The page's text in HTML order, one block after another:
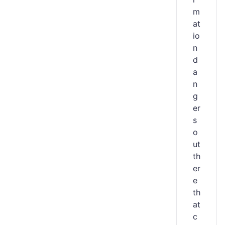
m
at
io
n
d
a
n
g
er
s
o
ut
th
er
e
th
at
c